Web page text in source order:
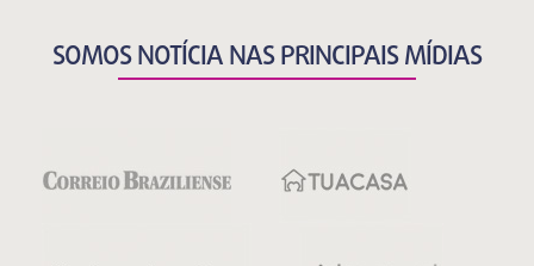
SOMOS NOTÍCIA NAS PRINCIPAIS MÍDIAS